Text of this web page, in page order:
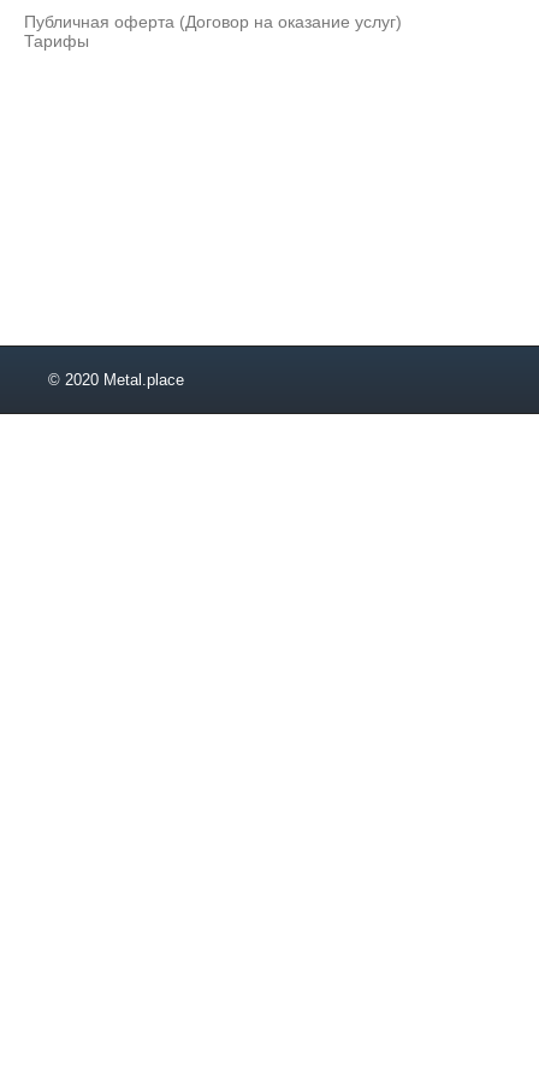
1,6
Публичная оферта (Договор на оказание услуг)
Тарифы
© 2020 Metal.place